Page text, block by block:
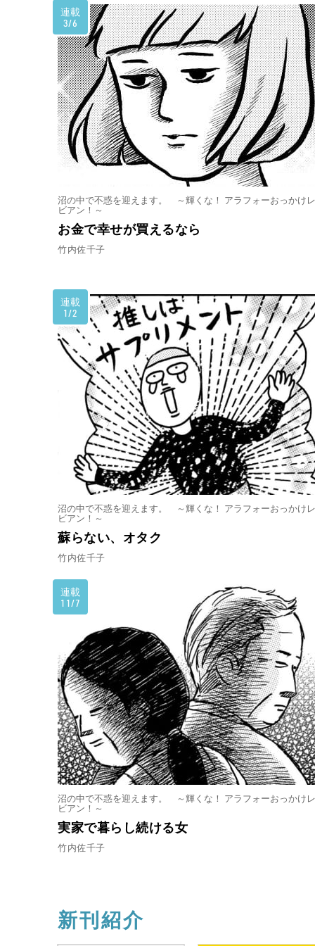
連載
3/6
沼の中で不惑を迎えます。 ～輝くな！ アラフォーおっかけ
ビアン！～
お金で幸せが買えるなら
竹内佐千子
連載
1/2
沼の中で不惑を迎えます。 ～輝くな！ アラフォーおっかけ
ビアン！～
蘇らない、オタク
竹内佐千子
連載
11/7
沼の中で不惑を迎えます。 ～輝くな！ アラフォーおっかけ
ビアン！～
実家で暮らし続ける女
竹内佐千子
新刊紹介